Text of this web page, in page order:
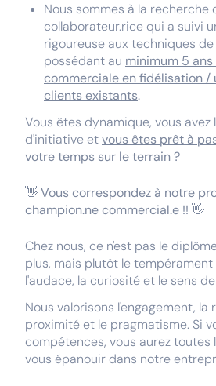
Nous sommes à la recherche
collaborateur.rice qui a suivi
rigoureuse aux techniques
possédant au minimum 5
commerciale en fidélisation /
clients existants.
Vous êtes dynamique, vous avez
d'initiative etvous êtes prêt à
votre temps sur le terrain ?
👋Vous correspondez à notre
champion.ne commercial.e !! 👋
Chez nous, ce n'est pas le
plus, mais plutôt le
l'audace, la curiosité et le sens
Nous valorisons l'engagement, la
proximité et le pragmatisme. Si
compétences, vous aurez toutes
vous épanouir dans notre